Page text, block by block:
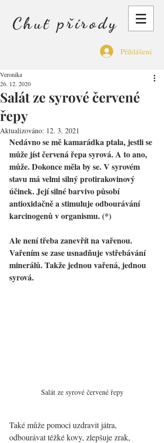
Chuť přírody
Přihlášení
Salát ze syrové červené
řepy
Veronika
26. 12. 2020
Aktualizováno: 12. 3. 2021
Nedávno se mě kamarádka ptala, jestli se
může jíst červená řepa syrová. A to ano,
může. Dokonce měla by se. V syrovém
stavu má velmi silný protirakovinový
účinek. Její silné barvivo působí
antioxidačně a stimuluje odbourávání
karcinogenů v organismu. (*)
Ale není třeba zanevřít na vařenou.
Vařením se zase usnadňuje vstřebávání
minerálů. Takže jednou vařená, jednou
syrová.
Salát ze syrové červené řepy
Také může pomoci uzdravit játra,
odbourávat těžké kovy, zlepšuje zrak,